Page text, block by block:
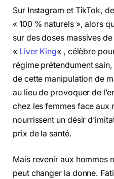
Sur Instagram et TikTok,
« 100 % naturels », alors
sur des doses massives
« Liver King« , célèbre
régime prétendument
de cette manipulation de
au lieu de provoquer de
chez les femmes face aux
nourrissent un désir
prix de la santé.
Mais revenir aux hommes
peut changer la donne.